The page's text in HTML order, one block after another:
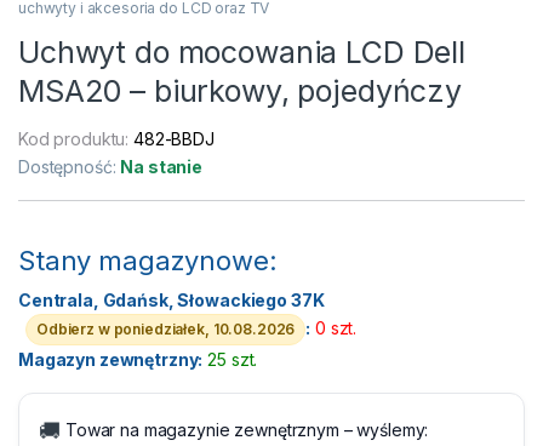
uchwyty i akcesoria do LCD oraz TV
Uchwyt do mocowania LCD Dell
MSA20 – biurkowy, pojedyńczy
Kod produktu:482-BBDJ
Dostępność: Na stanie
Stany magazynowe:
Centrala, Gdańsk, Słowackiego 37K
Odbierz w poniedziałek, 10.08.2026 : 0 szt.
Magazyn zewnętrzny: 25 szt.
🚚 Towar na magazynie zewnętrznym – wyślemy: